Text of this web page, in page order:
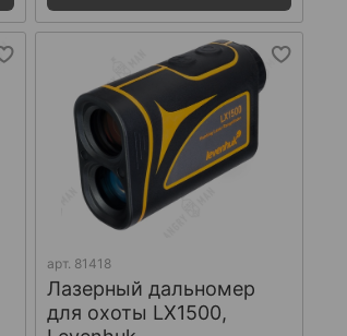
арт. 81418
Лазерный дальномер
для охоты LX1500,